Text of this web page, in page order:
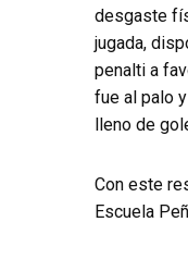
desgaste
jugada,
penalti a
fue al palo
lleno de
Con este
Escuela